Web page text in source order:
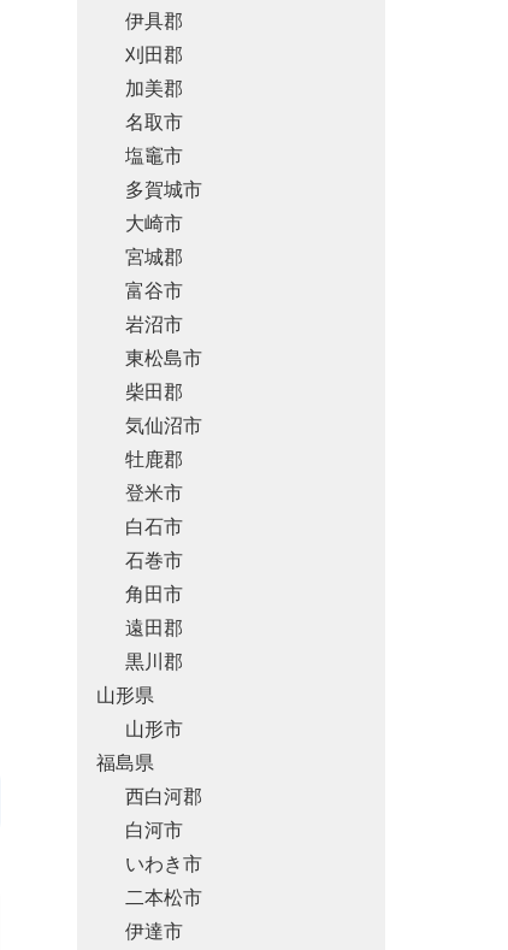
伊具郡
刈田郡
加美郡
名取市
塩竈市
多賀城市
大崎市
宮城郡
富谷市
岩沼市
東松島市
柴田郡
気仙沼市
牡鹿郡
登米市
白石市
石巻市
角田市
遠田郡
黒川郡
山形県
山形市
福島県
西白河郡
白河市
いわき市
二本松市
伊達市